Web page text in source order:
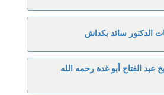
الدكتور سائد بكداش
عبد الفتاح أبو غدة رحمه الله